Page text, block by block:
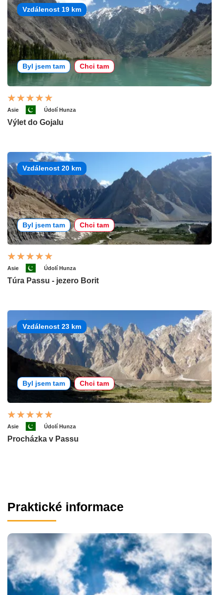
Vzdálenost 19 km
Byl jsem tam Chci tam
Asie Údolí Hunza
Výlet do Gojalu
Vzdálenost 20 km
Byl jsem tam Chci tam
Asie Údolí Hunza
Túra Passu - jezero Borit
Vzdálenost 23 km
Byl jsem tam Chci tam
Asie Údolí Hunza
Procházka v Passu
Praktické informace